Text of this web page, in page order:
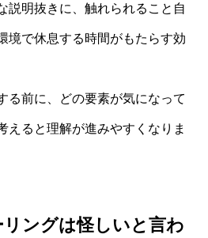
説明抜きに、触れられること自
境で休息する時間がもたらす効
る前に、どの要素が気になって
えると理解が進みやすくなりま
ングは怪しいと言わ